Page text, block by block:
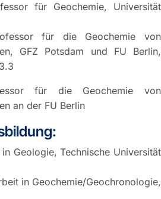
für Geochemie, Universität
für die Geochemie von
GFZ Potsdam und FU Berlin,
für die Geochemie von
an der FU Berlin
Technische Universität
in Geochemie/Geochronologie,